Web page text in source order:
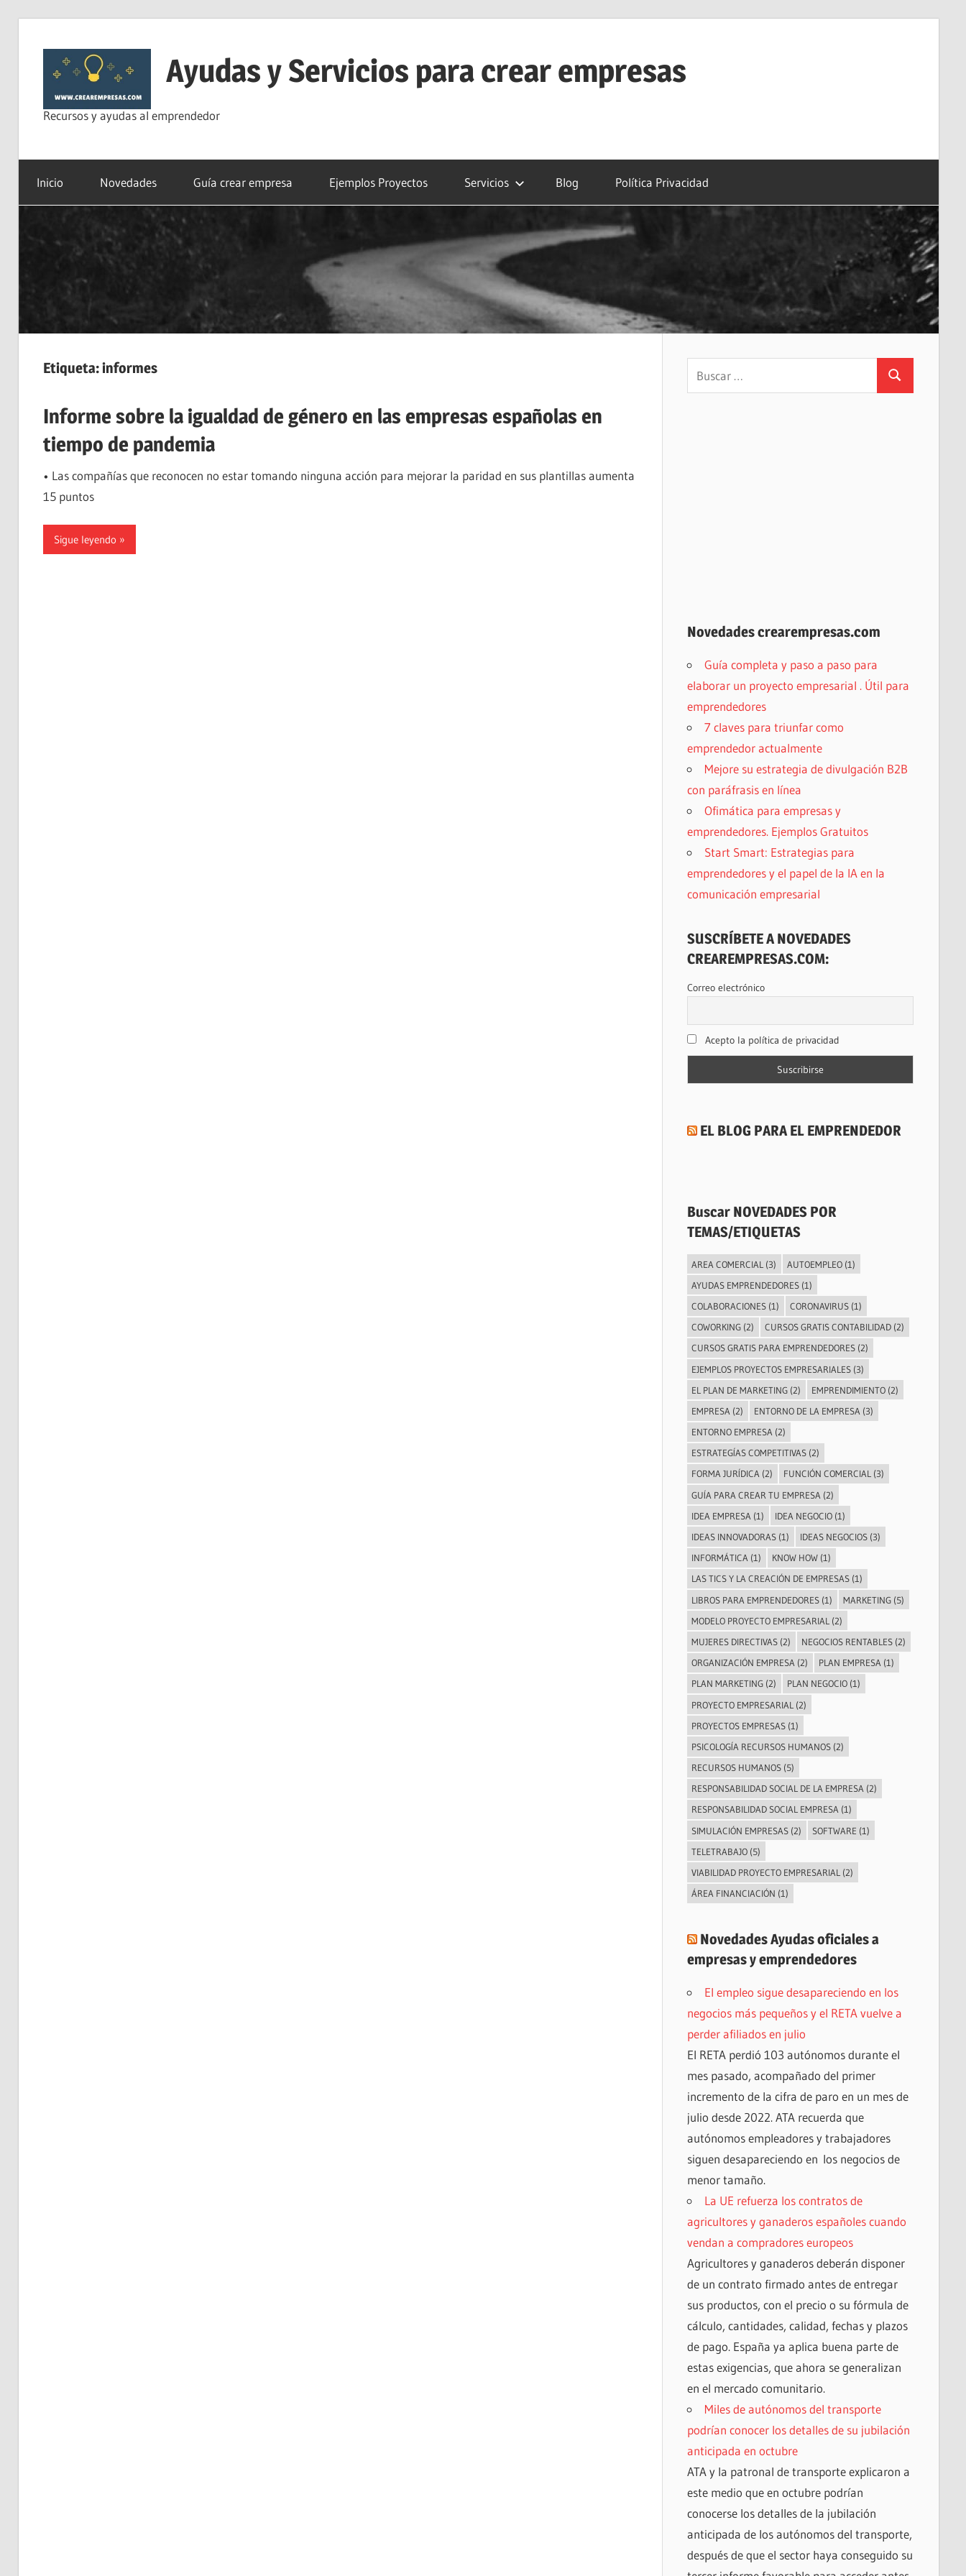
contenido
Ayudas y Servicios para crear empresas
Recursos y ayudas al emprendedor
Inicio Novedades Guía crear empresa Ejemplos Proyectos Servicios Blog Política Privacidad
Etiqueta:informes
Informe sobre la igualdad de género en las empresas españolas en
tiempo de pandemia
• Las compañías que reconocen no estar tomando ninguna acción para mejorar la paridad en sus plantillas aumenta
15 puntos
Sigue leyendo
Buscar
Novedades crearempresas.com
Guía completa y paso a paso para
elaborar un proyecto empresarial . Útil para
emprendedores
7 claves para triunfar como
emprendedor actualmente
Mejore su estrategia de divulgación B2B
con paráfrasis en línea
Ofimática para empresas y
emprendedores. Ejemplos Gratuitos
Start Smart: Estrategias para
emprendedores y el papel de la IA en la
comunicación empresarial
SUSCRÍBETE A NOVEDADES
CREAREMPRESAS.COM:
Correo electrónico
Acepto la política de privacidad
EL BLOG PARA EL EMPRENDEDOR
Buscar NOVEDADES POR
TEMAS/ETIQUETAS
AREA COMERCIAL (3) AUTOEMPLEO (1)
AYUDAS EMPRENDEDORES (1)
COLABORACIONES (1) CORONAVIRUS (1)
COWORKING (2) CURSOS GRATIS CONTABILIDAD (2)
CURSOS GRATIS PARA EMPRENDEDORES (2)
EJEMPLOS PROYECTOS EMPRESARIALES (3)
EL PLAN DE MARKETING (2) EMPRENDIMIENTO (2)
EMPRESA (2) ENTORNO DE LA EMPRESA (3)
ENTORNO EMPRESA (2)
ESTRATEGÍAS COMPETITIVAS (2)
FORMA JURÍDICA (2) FUNCIÓN COMERCIAL (3)
GUÍA PARA CREAR TU EMPRESA (2)
IDEA EMPRESA (1) IDEA NEGOCIO (1)
IDEAS INNOVADORAS (1) IDEAS NEGOCIOS (3)
INFORMÁTICA (1) KNOW HOW (1)
LAS TICS Y LA CREACIÓN DE EMPRESAS (1)
LIBROS PARA EMPRENDEDORES (1) MARKETING (5)
MODELO PROYECTO EMPRESARIAL (2)
MUJERES DIRECTIVAS (2) NEGOCIOS RENTABLES (2)
ORGANIZACIÓN EMPRESA (2) PLAN EMPRESA (1)
PLAN MARKETING (2) PLAN NEGOCIO (1)
PROYECTO EMPRESARIAL (2)
PROYECTOS EMPRESAS (1)
PSICOLOGÍA RECURSOS HUMANOS (2)
RECURSOS HUMANOS (5)
RESPONSABILIDAD SOCIAL DE LA EMPRESA (2)
RESPONSABILIDAD SOCIAL EMPRESA (1)
SIMULACIÓN EMPRESAS (2) SOFTWARE (1)
TELETRABAJO (5)
VIABILIDAD PROYECTO EMPRESARIAL (2)
ÁREA FINANCIACIÓN (1)
Novedades Ayudas oficiales a
empresas y emprendedores
El empleo sigue desapareciendo en los
negocios más pequeños y el RETA vuelve a
perder afiliados en julio
El RETA perdió 103 autónomos durante el
mes pasado, acompañado del primer
incremento de la cifra de paro en un mes de
julio desde 2022. ATA recuerda que
autónomos empleadores y trabajadores
siguen desapareciendo en los negocios de
menor tamaño.
La UE refuerza los contratos de
agricultores y ganaderos españoles cuando
vendan a compradores europeos
Agricultores y ganaderos deberán disponer
de un contrato firmado antes de entregar
sus productos, con el precio o su fórmula de
cálculo, cantidades, calidad, fechas y plazos
de pago. España ya aplica buena parte de
estas exigencias, que ahora se generalizan
en el mercado comunitario.
Miles de autónomos del transporte
podrían conocer los detalles de su jubilación
anticipada en octubre
ATA y la patronal de transporte explicaron a
este medio que en octubre podrían
conocerse los detalles de la jubilación
anticipada de los autónomos del transporte,
después de que el sector haya conseguido su